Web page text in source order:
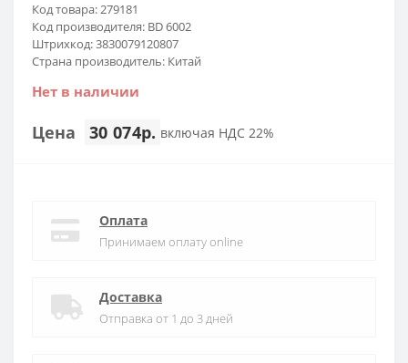
Код товара: 279181
Код производителя: BD 6002
Штрихкод: 3830079120807
Страна производитель: Китай
Нет в наличии
Цена 30 074р. включая НДС 22%
Оплата
Принимаем оплату online
Доставка
Отправка от 1 до 3 дней